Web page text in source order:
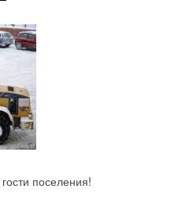
поселения!